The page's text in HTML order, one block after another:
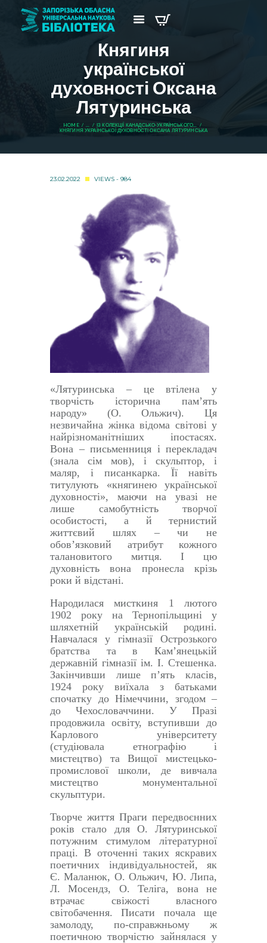
Княгиня
української
духовності Оксана
Лятуринська
HOME ...
ІЗ КОЛЕКЦІЇ КАНАДСЬКО-УКРАЇНСЬКОГО...
КНЯГИНЯ УКРАЇНСЬКОЇ ДУХОВНОСТІ ОКСАНА ЛЯТУРИНСЬКА
23.02.2022 VIEWS - 984
«Лятуринська – це втілена у
творчість історична пам’ять
народу» (О. Ольжич). Ця
незвичайна жінка відома світові у
найрізноманітніших іпостасях.
Вона – письменниця і перекладач
(знала сім мов), і скульптор, і
маляр, і писанкарка. Її навіть
титулують «княгинею української
духовності», маючи на увазі не
лише самобутність творчої
особистості, а й тернистий
життєвий шлях – чи не
обов’язковий атрибут кожного
талановитого митця. І цю
духовність вона пронесла крізь
роки й відстані.
Народилася мисткиня 1 лютого
1902 року на Тернопільщині у
шляхетній українській родині.
Навчалася у гімназії Острозького
братства та в Кам’янецькій
державній гімназії ім. І. Стешенка.
Закінчивши лише п’ять класів,
1924 року виїхала з батьками
спочатку до Німеччини, згодом –
до Чехословаччини. У Празі
продовжила освіту, вступивши до
Карлового університету
(студіювала етнографію і
мистецтво) та Вищої мистецько-
промислової школи, де вивчала
мистецтво монументальної
скульптури.
Творче життя Праги передвоєнних
років стало для О. Лятуринської
потужним стимулом літературної
праці. В оточенні таких яскравих
поетичних індивідуальностей, як
Є. Маланюк, О. Ольжич, Ю. Липа,
Л. Мосендз, О. Теліга, вона не
втрачає свіжості власного
світобачення. Писати почала ще
замолоду, по-справжньому ж
поетичною творчістю зайнялася у